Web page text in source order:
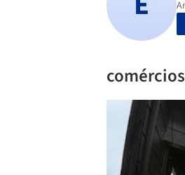
comércios